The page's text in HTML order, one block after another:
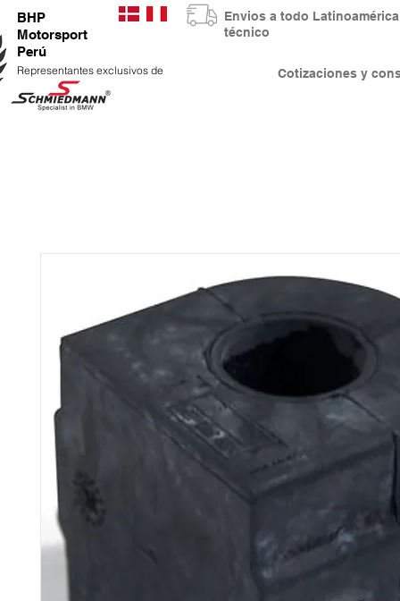
BHP
Motorsport
Perú
Representantes exclusivos de Cotizaciones y
Envios a todo
técnico